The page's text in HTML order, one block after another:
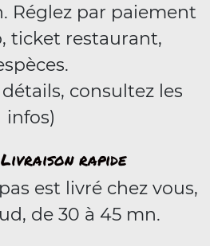
Réglez par paiement
ticket restaurant,
consultez les
infos)
Livraison rapide
est livré chez vous,
de 30 à 45 mn.